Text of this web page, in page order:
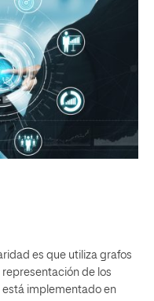
es que utiliza grafos
de los
implementado en